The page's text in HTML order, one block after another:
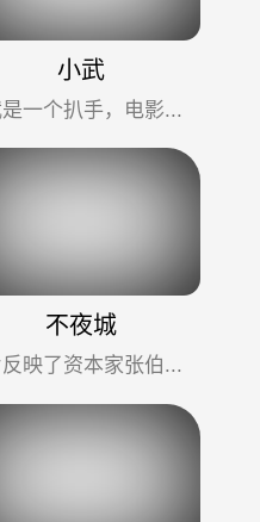
小武
不夜城